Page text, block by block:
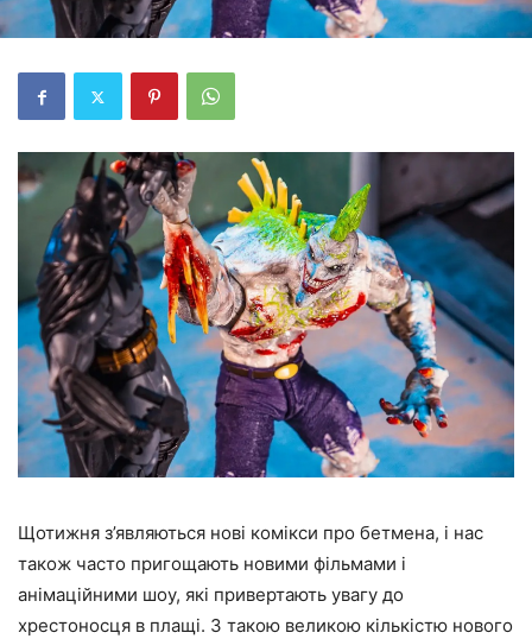
Щотижня з’являються нові комікси про бетмена, і нас
також часто пригощають новими фільмами і
анімаційними шоу, які привертають увагу до
хрестоносця в плащі. З такою великою кількістю нового